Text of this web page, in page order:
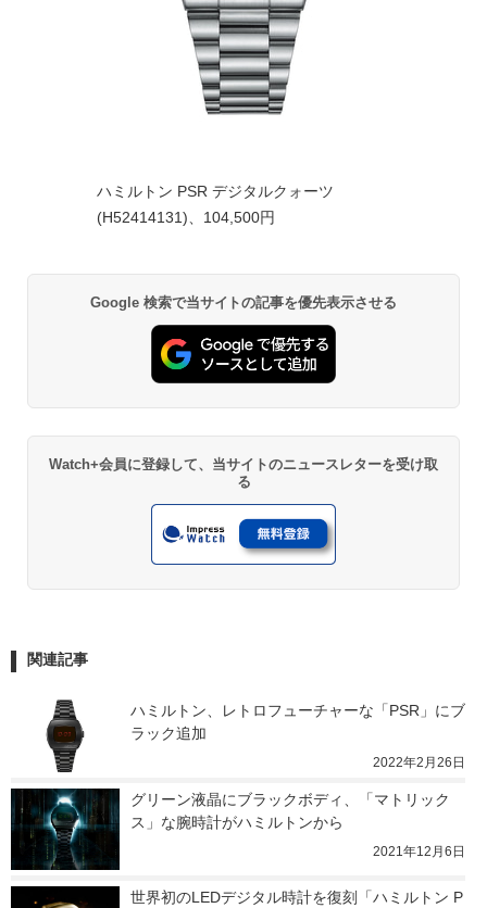
ハミルトン PSR デジタルクォーツ
(H52414131)、104,500円
Google 検索で当サイトの記事を優先表示させる
Watch+会員に登録して、当サイトのニュースレターを受け取
る
関連記事
ハミルトン、レトロフューチャーな「PSR」にブ
ラック追加
2022年2月26日
グリーン液晶にブラックボディ、「マトリック
ス」な腕時計がハミルトンから
2021年12月6日
世界初のLEDデジタル時計を復刻「ハミルトン P